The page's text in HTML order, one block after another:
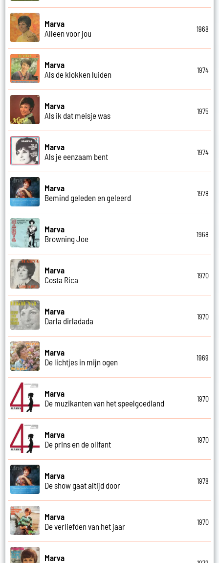
Marva
Alleen voor jou
1968
Marva
Als de klokken luiden
1974
Marva
Als ik dat meisje was
1975
Marva
Als je eenzaam bent
1974
Marva
Bemind geleden en geleerd
1978
Marva
Browning Joe
1968
Marva
Costa Rica
1970
Marva
Darla dirladada
1970
Marva
De lichtjes in mijn ogen
1969
Marva
De muzikanten van het speelgoedland
1970
Marva
De prins en de olifant
1970
Marva
De show gaat altijd door
1978
Marva
De verliefden van het jaar
1970
Marva